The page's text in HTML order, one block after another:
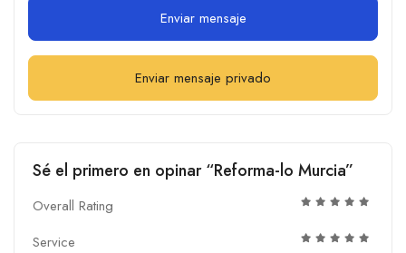
Enviar mensaje
Enviar mensaje privado
Sé el primero en opinar “Reforma-lo Murcia”
Overall Rating
Service